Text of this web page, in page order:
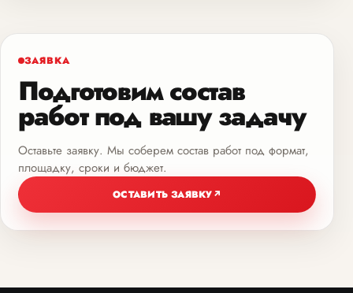
ЗАЯВКА
Подготовим состав
работ под вашу задачу
Оставьте заявку. Мы соберем состав работ под формат,
площадку, сроки и бюджет.
ОСТАВИТЬ ЗАЯВКУ↗